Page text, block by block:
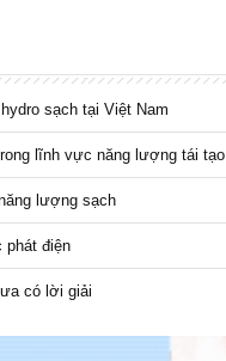
sạch tại Việt Nam
lĩnh vực năng lượng tái tạo
lượng sạch
phát điện
có lời giải